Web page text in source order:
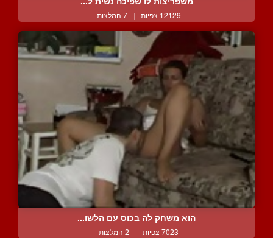
12129 צפיות | 7 המלצות
הוא משחק לה בכוס עם הלשו...
7023 צפיות | 2 המלצות